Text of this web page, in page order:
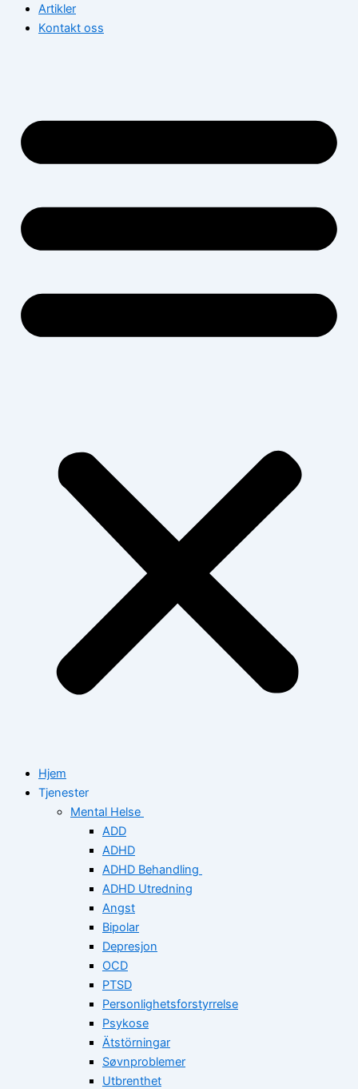
Artikler
Kontakt oss
Hjem
Tjenester
Mental Helse
ADD
ADHD
ADHD Behandling
ADHD Utredning
Angst
Bipolar
Depresjon
OCD
PTSD
Personlighetsforstyrrelse
Psykose
Ätstörningar
Søvnproblemer
Utbrenthet